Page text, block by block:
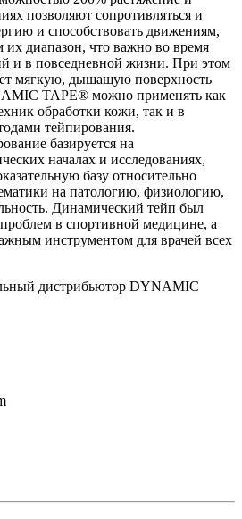
позволяют сопротивляться и
и способствовать движениям,
их диапазон, что важно во время
и в повседневной жизни. При этом
мягкую, дышащую поверхность
TAPE® можно применять как
обработки кожи, так и в
тейпирования.
базируется на
началах и исследованиях,
базу относительно
на патологию, физиологию,
Динамический тейп был
в спортивной медицине, а
инструментом для врачей всех
дистрибьютор DYNAMIC